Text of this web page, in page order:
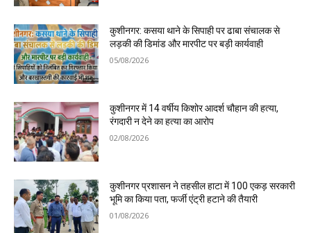
कुशीनगर: कसया थाने के सिपाही पर ढाबा संचालक से
लड़की की डिमांड और मारपीट पर बड़ी कार्यवाही
05/08/2026
कुशीनगर में 14 वर्षीय किशोर आदर्श चौहान की हत्या,
रंगदारी न देने का हत्या का आरोप
02/08/2026
कुशीनगर प्रशासन ने तहसील हाटा में 100 एकड़ सरकारी
भूमि का किया पता, फर्जी एंट्री हटाने की तैयारी
01/08/2026